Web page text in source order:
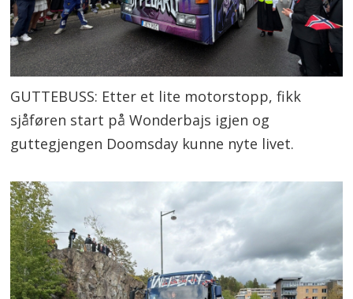
GUTTEBUSS: Etter et lite motorstopp, fikk
sjåføren start på Wonderbajs igjen og
guttegjengen Doomsday kunne nyte livet.